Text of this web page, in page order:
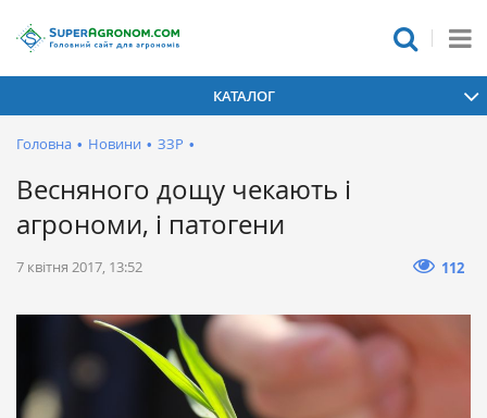
КАТАЛОГ
Головна • Новини • ЗЗР •
Весняного дощу чекають і
агрономи, і патогени
7 квітня 2017, 13:52 112